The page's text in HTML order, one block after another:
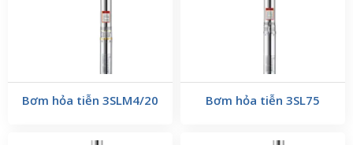
Bơm hỏa tiễn 3SLM4/20 Bơm hỏa tiễn 3SL75